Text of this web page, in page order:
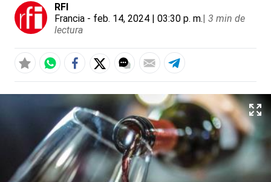
RFI
Francia - feb. 14, 2024 | 03:30 p. m.| 3 min de
lectura